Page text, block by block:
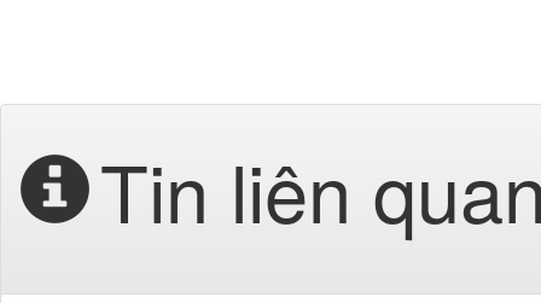
Tin liên